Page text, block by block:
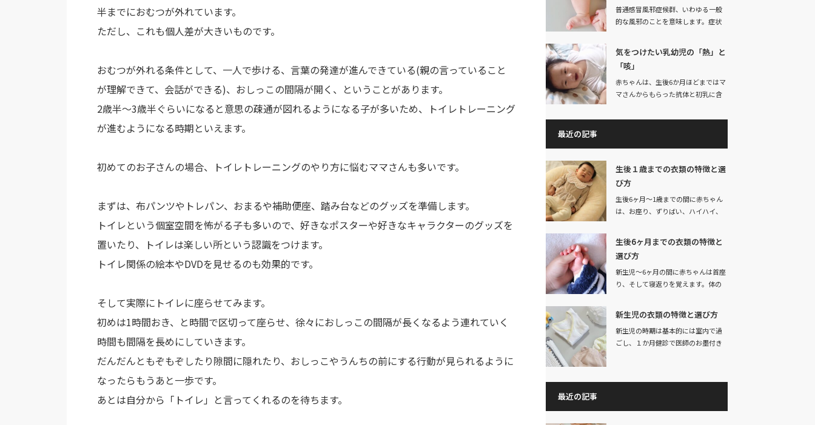
半までにおむつが外れています。
ただし、これも個人差が大きいものです。
おむつが外れる条件として、一人で歩ける、言葉の発達が進んできている(親の言っていること
が理解できて、会話ができる)、おしっこの間隔が開く、ということがあります。
2歳半～3歳半ぐらいになると意思の疎通が図れるようになる子が多いため、トイレトレーニング
が進むようになる時期といえます。
初めてのお子さんの場合、トイレトレーニングのやり方に悩むママさんも多いです。
まずは、布パンツやトレパン、おまるや補助便座、踏み台などのグッズを準備します。
トイレという個室空間を怖がる子も多いので、好きなポスターや好きなキャラクターのグッズを
置いたり、トイレは楽しい所という認識をつけます。
トイレ関係の絵本やDVDを見せるのも効果的です。
そして実際にトイレに座らせてみます。
初めは1時間おき、と時間で区切って座らせ、徐々におしっこの間隔が長くなるよう連れていく
時間も間隔を長めにしていきます。
だんだんともぞもぞしたり隙間に隠れたり、おしっこやうんちの前にする行動が見られるように
なったらもうあと一歩です。
あとは自分から「トイレ」と言ってくれるのを待ちます。
普通感冒風邪症候群、いわゆる一般
的な風邪のことを意味します。症状
気をつけたい乳幼児の「熱」と
「咳」
赤ちゃんは、生後6か月ほどまではマ
マさんからもらった抗体と初乳に含
最近の記事
生後１歳までの衣類の特徴と選
び方
生後6ヶ月～1歳までの間に赤ちゃん
は、お座り、ずりばい、ハイハイ、
生後6ヶ月までの衣類の特徴と
選び方
新生児～6ヶ月の間に赤ちゃんは首座
り、そして寝返りを覚えます。体の
新生児の衣類の特徴と選び方
新生児の時期は基本的には室内で過
ごし、１か月健診で医師のお墨付き
最近の記事